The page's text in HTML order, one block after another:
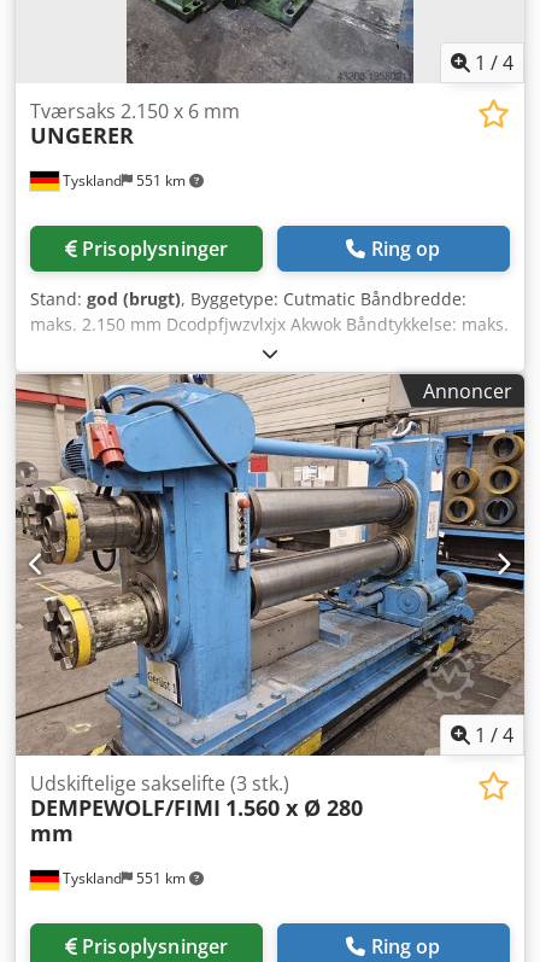
1 /4
Tyskland 551 km
Tværsaks 2.150 x 6 mm
UNGERER
Prisoplysninger Ring op
Stand: god (brugt), Byggetype: Cutmatic Båndbredde:
maks. 2.150 mm Dcodpfjwzvlxjx Akwok Båndtykkelse: maks.
Annoncer
1 /4
Tyskland 551 km
Udskiftelige sakselifte (3 stk.)
DEMPEWOLF/FIMI 1.560 x Ø 280
mm
Prisoplysninger Ring op